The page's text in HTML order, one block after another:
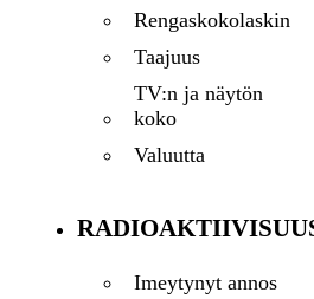
Rengaskokolaskin
Taajuus
TV:n ja näytön
koko
Valuutta
Imeytynyt annos